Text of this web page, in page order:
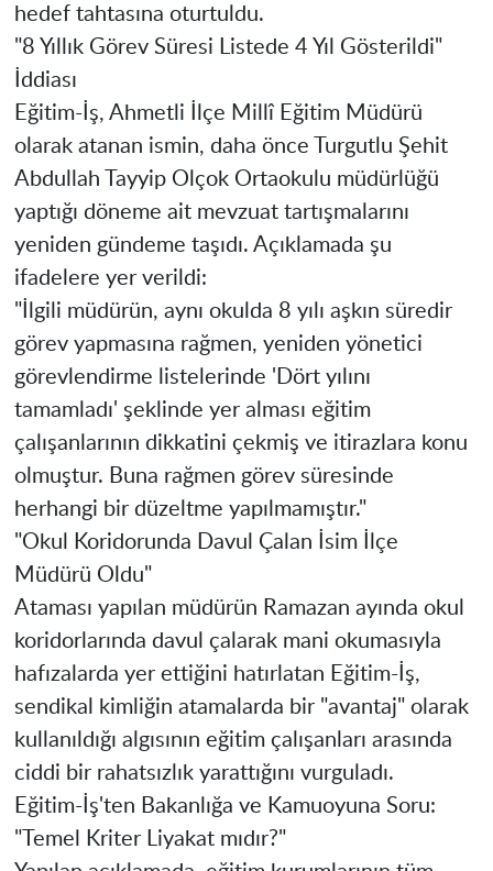
hedef tahtasına oturtuldu.
​"8 Yıllık Görev Süresi Listede 4 Yıl Gösterildi"
İddiası
​Eğitim-İş, Ahmetli İlçe Millî Eğitim Müdürü
olarak atanan ismin, daha önce Turgutlu Şehit
Abdullah Tayyip Olçok Ortaokulu müdürlüğü
yaptığı döneme ait mevzuat tartışmalarını
yeniden gündeme taşıdı. Açıklamada şu
ifadelere yer verildi:
"İlgili müdürün, aynı okulda 8 yılı aşkın süredir
görev yapmasına rağmen, yeniden yönetici
görevlendirme listelerinde 'Dört yılını
tamamladı' şeklinde yer alması eğitim
çalışanlarının dikkatini çekmiş ve itirazlara konu
olmuştur. Buna rağmen görev süresinde
herhangi bir düzeltme yapılmamıştır."
​"Okul Koridorunda Davul Çalan İsim İlçe
Müdürü Oldu"
​Ataması yapılan müdürün Ramazan ayında okul
koridorlarında davul çalarak mani okumasıyla
hafızalarda yer ettiğini hatırlatan Eğitim-İş,
sendikal kimliğin atamalarda bir "avantaj" olarak
kullanıldığı algısının eğitim çalışanları arasında
ciddi bir rahatsızlık yarattığını vurguladı.
​Eğitim-İş'ten Bakanlığa ve Kamuoyuna Soru:
"Temel Kriter Liyakat mıdır?"